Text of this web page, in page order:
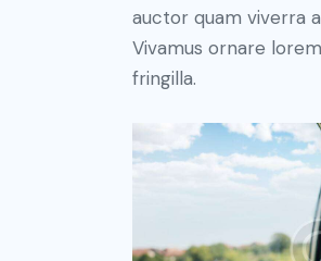
auctor quam viverra
Vivamus ornare
fringilla.